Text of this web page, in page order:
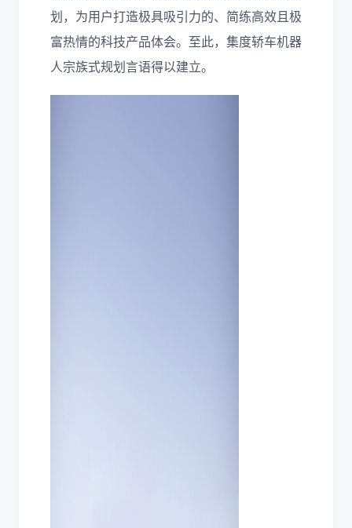
划，为用户打造极具吸引力的、简练高效且极
富热情的科技产品体会。至此，集度轿车机器
人宗族式规划言语得以建立。